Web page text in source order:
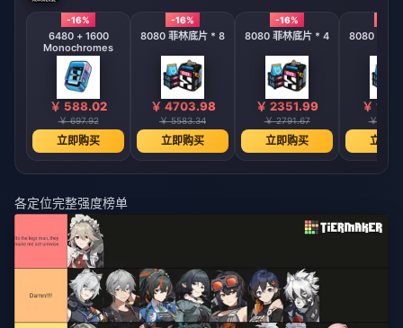
-16%
6480 + 1600
Monochromes
￥ 588.02
￥ 697.92
立即购买
-16%
8080 菲林底片 * 8
￥ 4703.98
￥ 5583.34
立即购买
-16%
8080 菲林底片 * 4
￥ 2351.99
￥ 2791.67
立即购买
8080 菲林
￥
￥
立即
各定位完整强度榜单